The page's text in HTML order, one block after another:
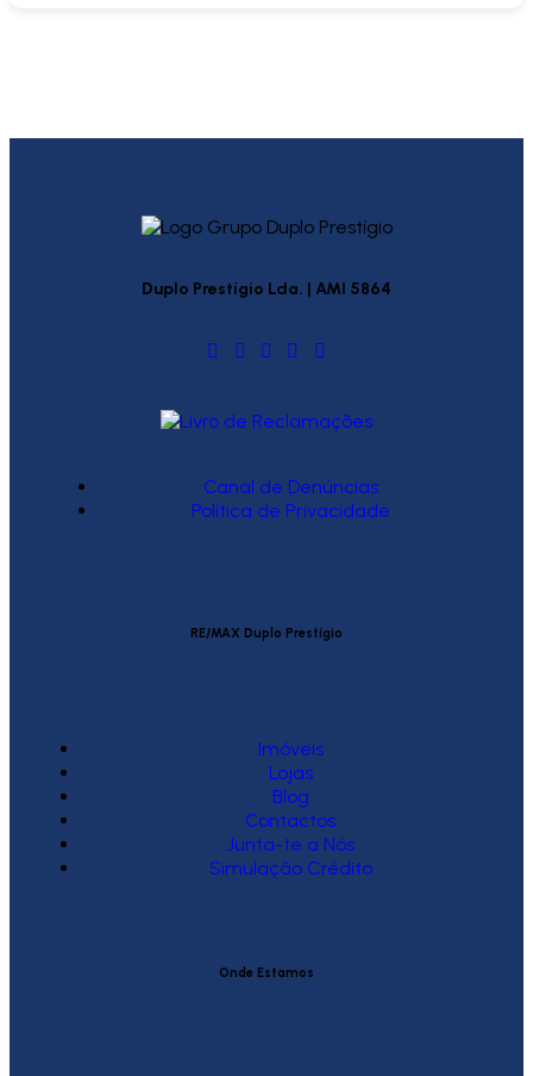
Duplo Prestígio Lda. | AMI 5864
Canal de Denúncias
Política de Privacidade
RE/MAX Duplo Prestígio
Imóveis
Lojas
Blog
Contactos
Junta-te a Nós
Simulação Crédito
Onde Estamos